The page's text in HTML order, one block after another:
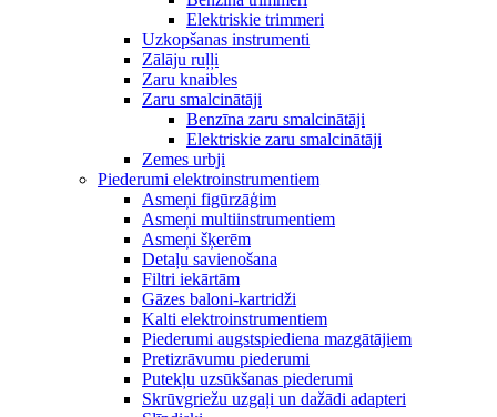
Elektriskie trimmeri
Uzkopšanas instrumenti
Zālāju ruļļi
Zaru knaibles
Zaru smalcinātāji
Benzīna zaru smalcinātāji
Elektriskie zaru smalcinātāji
Zemes urbji
Piederumi elektroinstrumentiem
Asmeņi figūrzāģim
Asmeņi multiinstrumentiem
Asmeņi šķerēm
Detaļu savienošana
Filtri iekārtām
Gāzes baloni-kartridži
Kalti elektroinstrumentiem
Piederumi augstspiediena mazgātājiem
Pretizrāvumu piederumi
Putekļu uzsūkšanas piederumi
Skrūvgriežu uzgaļi un dažādi adapteri